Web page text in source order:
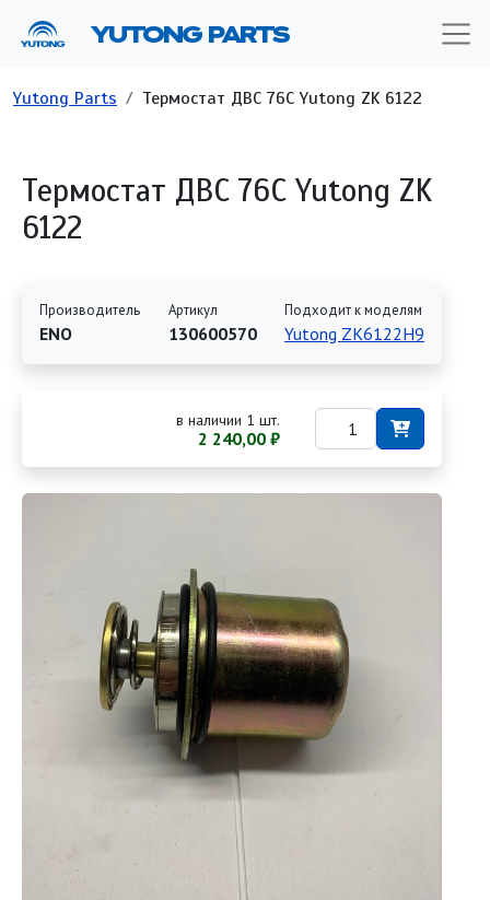
YUTONG PARTS
Строка навигации
Yutong Parts Термостат ДВС 76С Yutong ZK 6122
Термостат ДВС 76С Yutong ZK
6122
Производитель
ENO
Артикул
130600570
Подходит к моделям
Yutong ZK6122H9
в наличии 1 шт.
2 240,00 ₽